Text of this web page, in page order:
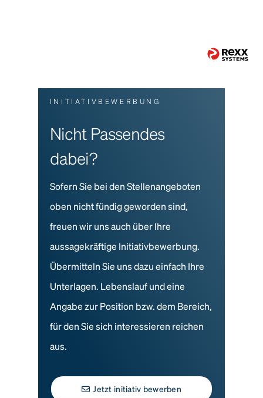
INITIATIVBEWERBUNG
Nicht Passendes
dabei?
Sofern Sie bei den Stellenangeboten
oben nicht fündig geworden sind,
freuen wir uns auch über Ihre
aussagekräftige Initiativbewerbung.
Übermitteln Sie uns dazu einfach Ihre
Unterlagen. Lebenslauf und eine
Angabe zur Position bzw. dem Bereich,
für den Sie sich interessieren reichen
aus.
Jetzt initiativ bewerben